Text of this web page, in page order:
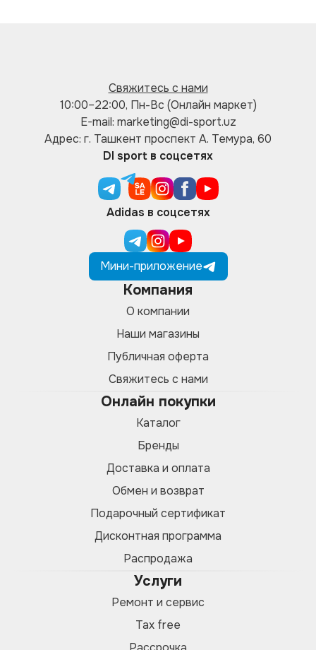
Свяжитесь с нами
10:00–22:00, Пн-Вс (Онлайн маркет)
E-mail: marketing@di-sport.uz
Адрес: г. Ташкент проспект А. Темура, 60
DI sport в соцсетях
Adidas в соцсетях
Мини-приложение
Компания
О компании
Наши магазины
Публичная оферта
Свяжитесь с нами
Онлайн покупки
Каталог
Бренды
Доставка и оплата
Обмен и возврат
Подарочный сертификат
Дисконтная программа
Распродажа
Услуги
Ремонт и сервис
Tax free